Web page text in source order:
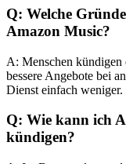
Q: Welche
Amazon Music?
A: Menschen kündigen
bessere Angebote bei
Dienst einfach weniger.
Q: Wie kann ich
kündigen?